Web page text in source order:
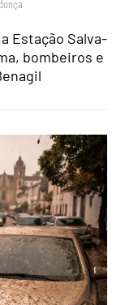
Estação Salva-
bombeiros e